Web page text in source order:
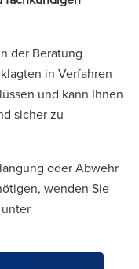
der Beratung
in Verfahren
und kann Ihnen
sicher zu
oder Abwehr
wenden Sie